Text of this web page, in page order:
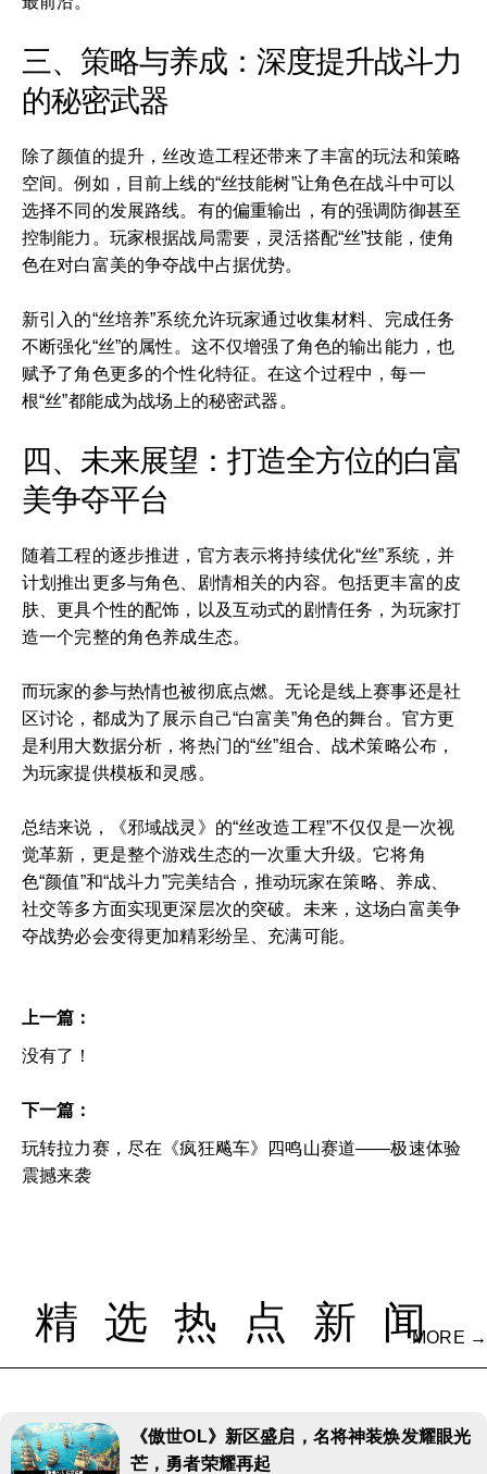
三、策略与养成：深度提升战斗力
的秘密武器
除了颜值的提升，丝改造工程还带来了丰富的玩法和策略
空间。例如，目前上线的“丝技能树”让角色在战斗中可以
选择不同的发展路线。有的偏重输出，有的强调防御甚至
控制能力。玩家根据战局需要，灵活搭配“丝”技能，使角
色在对白富美的争夺战中占据优势。
新引入的“丝培养”系统允许玩家通过收集材料、完成任务
不断强化“丝”的属性。这不仅增强了角色的输出能力，也
赋予了角色更多的个性化特征。在这个过程中，每一
根“丝”都能成为战场上的秘密武器。
四、未来展望：打造全方位的白富
美争夺平台
随着工程的逐步推进，官方表示将持续优化“丝”系统，并
计划推出更多与角色、剧情相关的内容。包括更丰富的皮
肤、更具个性的配饰，以及互动式的剧情任务，为玩家打
造一个完整的角色养成生态。
而玩家的参与热情也被彻底点燃。无论是线上赛事还是社
区讨论，都成为了展示自己“白富美”角色的舞台。官方更
是利用大数据分析，将热门的“丝”组合、战术策略公布，
为玩家提供模板和灵感。
总结来说，《邪域战灵》的“丝改造工程”不仅仅是一次视
觉革新，更是整个游戏生态的一次重大升级。它将角
色“颜值”和“战斗力”完美结合，推动玩家在策略、养成、
社交等多方面实现更深层次的突破。未来，这场白富美争
夺战势必会变得更加精彩纷呈、充满可能。
上一篇：
没有了！
下一篇：
玩转拉力赛，尽在《疯狂飚车》四鸣山赛道——极速体验
震撼来袭
精选热点新闻
MORE →
《傲世OL》新区盛启，名将神装焕发耀眼光
芒，勇者荣耀再起